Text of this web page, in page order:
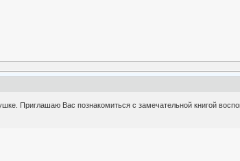
Приглашаю Вас познакомиться с замечательной книгой